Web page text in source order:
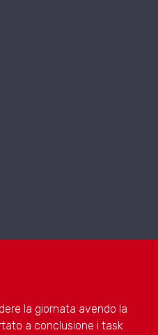
la giornata avendo la
a conclusione i task